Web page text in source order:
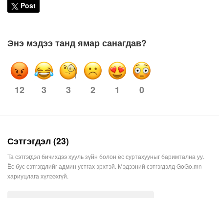
Post
Энэ мэдээ танд ямар санагдав?
12 3 3 2 1 0
Сэтгэгдэл (23)
Та сэтгэгдэл бичихдээ хууль зүйн болон ёс суртахууныг баримтална уу.
Ёс бус сэтгэгдлийг админ устгах эрхтэй. Мэдээний сэтгэгдэлд GoGo.mn
хариуцлага хүлээхгүй.